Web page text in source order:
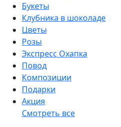
Букеты
Клубника в шоколаде
Цветы
Розы
Экспресс Охапка
Повод
Композиции
Подарки
Акция
Смотреть все